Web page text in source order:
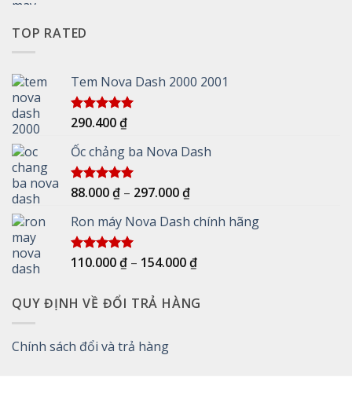
TOP RATED
Tem Nova Dash 2000 2001
Được xếp
5.00
5 sao
290.400₫
Ốc chảng ba Nova Dash
Được xếp
5.00
5 sao
88.000₫ – 297.000₫Khoảng
từ
đến
297.000 ₫
Ron máy Nova Dash chính hãng
Được xếp
5.00
110.000₫ – 154.000₫Khoảng
từ
110.000 ₫
QUY ĐỊNH VỀ ĐỔI TRẢ HÀNG
Chính sách đổi và trả hàng